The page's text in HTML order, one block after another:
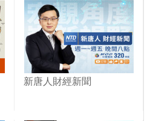
新唐人財經新聞